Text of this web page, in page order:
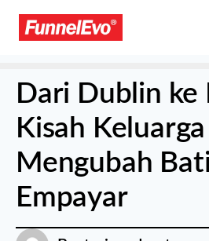
Dari Dublin ke
Kisah
Mengubah
Empayar